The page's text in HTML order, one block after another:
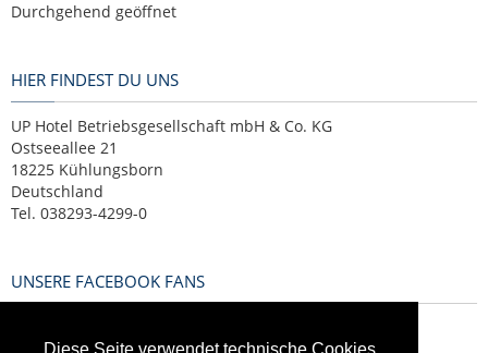
Diese Seite verwendet technische Cookies
Durchgehend geöffnet
HIER FINDEST DU UNS
UP Hotel Betriebsgesellschaft mbH & Co. KG
Ostseeallee 21
18225 Kühlungsborn
Deutschland
Tel. 038293-4299-0
UNSERE FACEBOOK FANS